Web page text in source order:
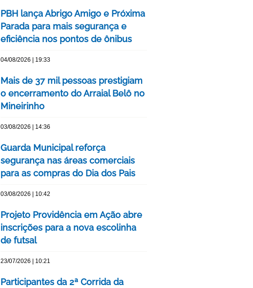
PBH lança Abrigo Amigo e Próxima
Parada para mais segurança e
eficiência nos pontos de ônibus
04/08/2026 | 19:33
Mais de 37 mil pessoas prestigiam
o encerramento do Arraial Belô no
Mineirinho
03/08/2026 | 14:36
Guarda Municipal reforça
segurança nas áreas comerciais
para as compras do Dia dos Pais
03/08/2026 | 10:42
Projeto Providência em Ação abre
inscrições para a nova escolinha
de futsal
23/07/2026 | 10:21
Participantes da 2ª Corrida da